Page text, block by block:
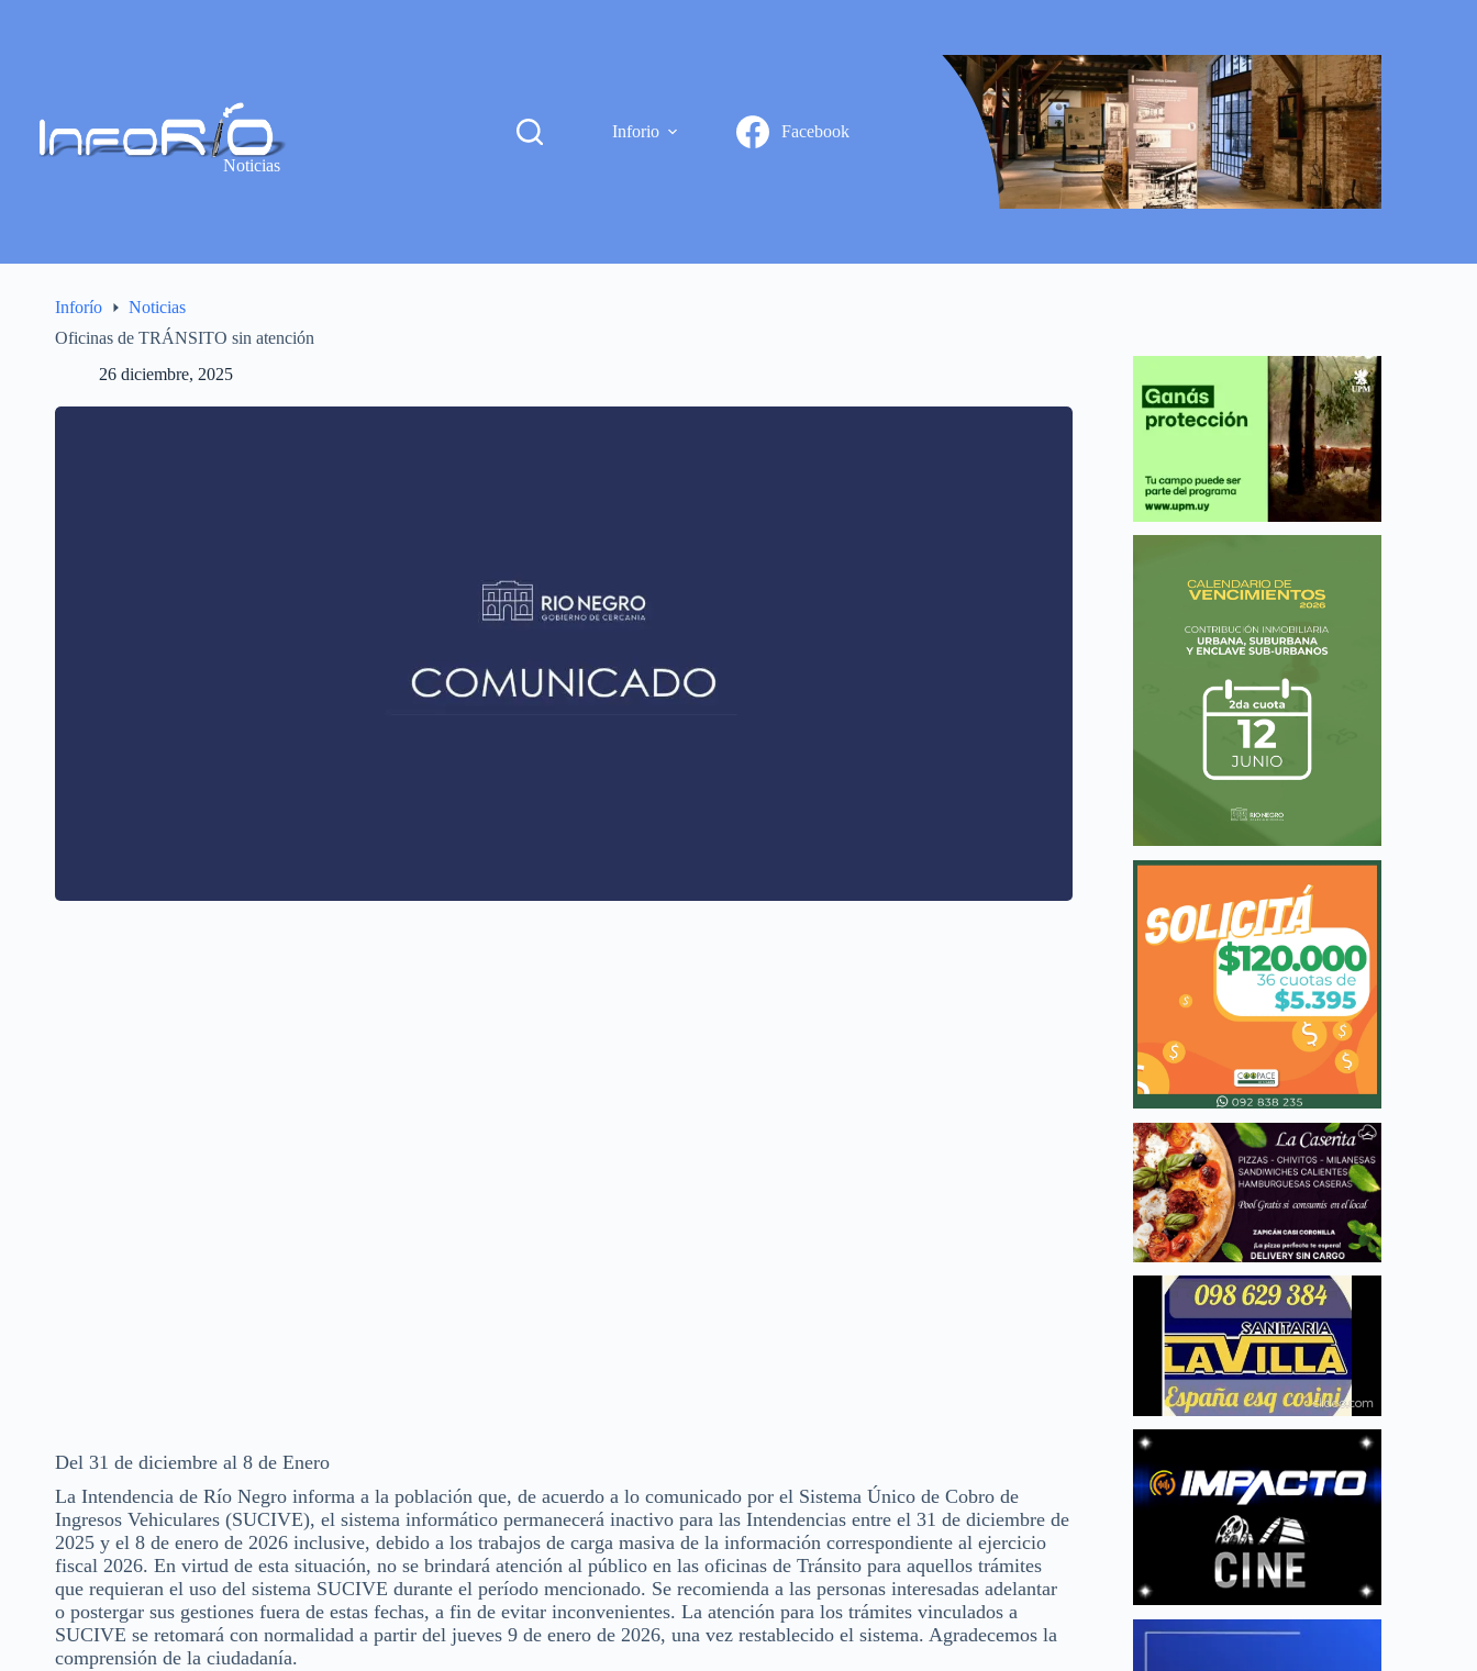
Noticias
Inforio Facebook
Inforío
Noticias
Oficinas de TRÁNSITO sin atención
26 diciembre, 2025
Del 31 de diciembre al 8 de Enero
La Intendencia de Río Negro informa a la población que, de acuerdo a lo comunicado por el Sistema Único de Cobro de
Ingresos Vehiculares (SUCIVE), el sistema informático permanecerá inactivo para las Intendencias entre el 31 de diciembre de
2025 y el 8 de enero de 2026 inclusive, debido a los trabajos de carga masiva de la información correspondiente al ejercicio
fiscal 2026. En virtud de esta situación, no se brindará atención al público en las oficinas de Tránsito para aquellos trámites
que requieran el uso del sistema SUCIVE durante el período mencionado. Se recomienda a las personas interesadas adelantar
o postergar sus gestiones fuera de estas fechas, a fin de evitar inconvenientes. La atención para los trámites vinculados a
SUCIVE se retomará con normalidad a partir del jueves 9 de enero de 2026, una vez restablecido el sistema. Agradecemos la
comprensión de la ciudadanía.